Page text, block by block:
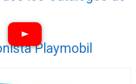
Playmobil